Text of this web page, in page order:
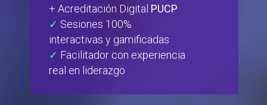
+ Acreditación Digital PUCP
✓ Sesiones 100%
interactivas y gamificadas
✓ Facilitador con experiencia
real en liderazgo